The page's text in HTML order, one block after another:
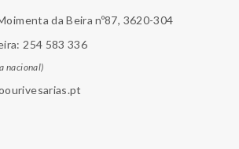
da Beira nº87, 3620-304
254 583 336
nacional)